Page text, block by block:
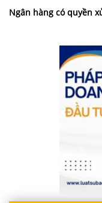
Ngân hàng có quyền